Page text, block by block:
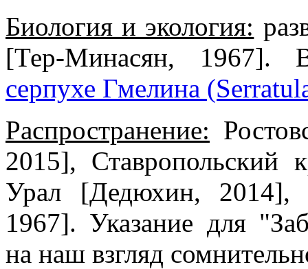
Биология и экология:
[Тер-Минасян, 1967].
серпухе Гмелина
Распространение:
2015],
Урал [Дедюхин, 2014],
1967]. Указание для
на наш взгляд